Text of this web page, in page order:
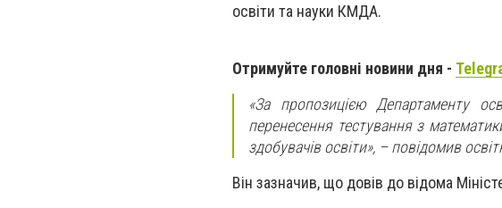
освіти та науки КМДА.
Отримуйте головні новини дня -
«За пропозицією Департаменту
перенесення тестування з
здобувачів освіти», – повідомив
Він зазначив, що довів до відома